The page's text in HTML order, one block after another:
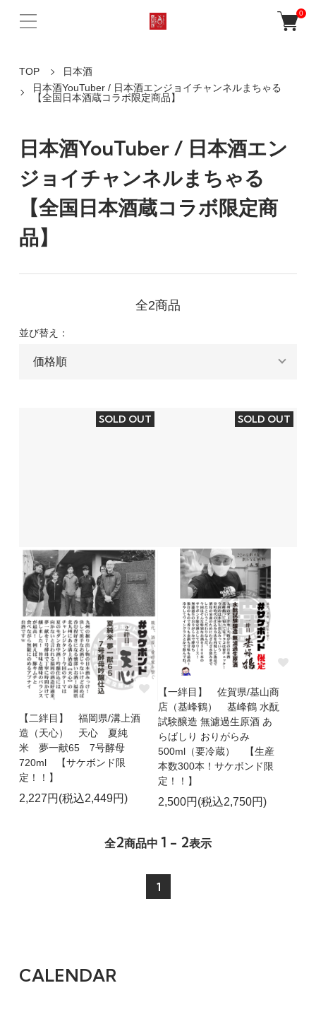
0
TOP
日本酒
日本酒YouTuber / 日本酒エンジョイチャンネルまちゃる
【全国日本酒蔵コラボ限定商品】
日本酒YouTuber / 日本酒エン
ジョイチャンネルまちゃる
【全国日本酒蔵コラボ限定商
品】
全2商品
並び替え：
SOLD OUT
【二絆目】 福岡県/溝上酒
造（天心） 天心 夏純
米 夢一献65 7号酵母
720ml 【サケボンド限
定！！】
2,227円(税込2,449円)
SOLD OUT
【一絆目】 佐賀県/基山商
店（基峰鶴） 基峰鶴 水酛
試験醸造 無濾過生原酒 あ
らばしり おりがらみ
500ml（要冷蔵） 【生産
本数300本！サケボンド限
定！！】
2,500円(税込2,750円)
全2商品中 1 - 2表示
1
CALENDAR